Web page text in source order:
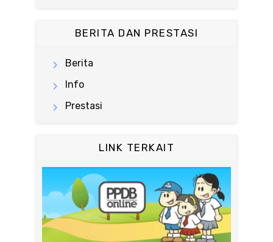
BERITA DAN PRESTASI
Berita
Info
Prestasi
LINK TERKAIT